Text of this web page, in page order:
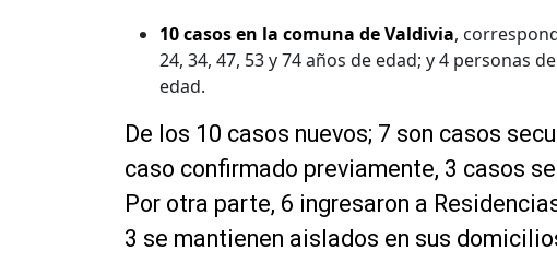
10 casos en la comuna de Valdivia,
24, 34, 47, 53 y 74 años de edad; y 4 personas
edad.
De los 10 casos nuevos; 7 son casos
caso confirmado previamente, 3 casos
Por otra parte, 6 ingresaron a
3 se mantienen aislados en sus